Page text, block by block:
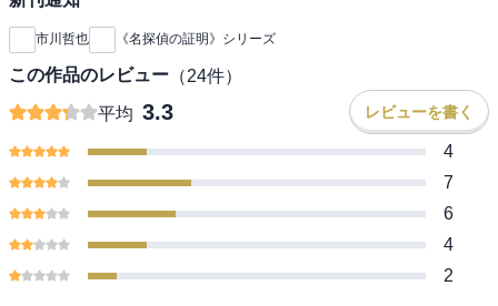
市川哲也 《名探偵の証明》シリーズ
この作品のレビュー （24件）
平均 3.3 レビューを書く
4
7
6
4
2